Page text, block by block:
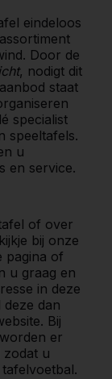
eindeloos
Door de
, nodigt dit
staat
specialist
speeltafels.
u
en service.
of over
bij onze
pagina of
u graag en
in deze
dan
Bij
er
zodat u